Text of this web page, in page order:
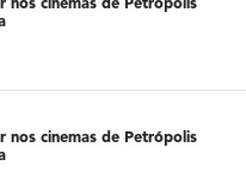
nos cinemas de Petrópolis
nos cinemas de Petrópolis